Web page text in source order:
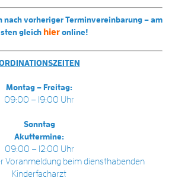
nach vorheriger Terminvereinbarung – am
gleich hieronline!
Montag – Freitag:
09:00 – 19:00 Uhr
Sonntag
Akuttermine:
09:00 – 12:00 Uhr
Voranmeldung beim diensthabenden
Kinderfacharzt